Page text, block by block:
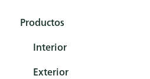
Productos
Interior
Exterior